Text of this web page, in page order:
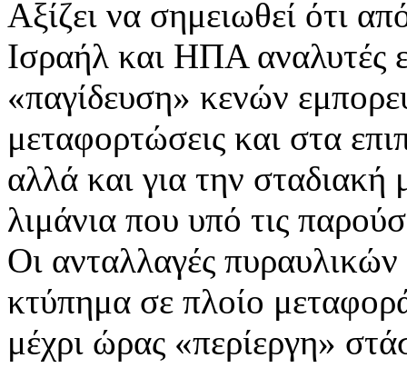
Αξίζει να σημειωθεί ότι
Ισραήλ και ΗΠΑ αναλυτές
«παγίδευση» κενών
μεταφορτώσεις και στα
αλλά και για την
λιμάνια που υπό τις
Οι ανταλλαγές
κτύπημα σε πλοίο
μέχρι ώρας «περίεργη»